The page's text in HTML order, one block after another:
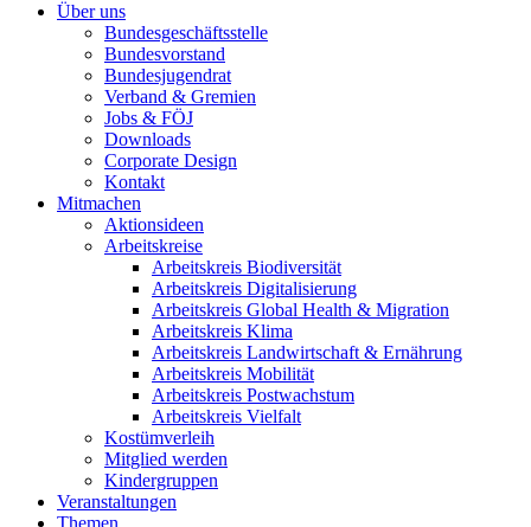
Über uns
Bundesgeschäftsstelle
Bundesvorstand
Bundesjugendrat
Verband & Gremien
Jobs & FÖJ
Downloads
Corporate Design
Kontakt
Mitmachen
Aktionsideen
Arbeitskreise
Arbeitskreis Biodiversität
Arbeitskreis Digitalisierung
Arbeitskreis Global Health & Migration
Arbeitskreis Klima
Arbeitskreis Landwirtschaft & Ernährung
Arbeitskreis Mobilität
Arbeitskreis Postwachstum
Arbeitskreis Vielfalt
Kostümverleih
Mitglied werden
Kindergruppen
Veranstaltungen
Themen